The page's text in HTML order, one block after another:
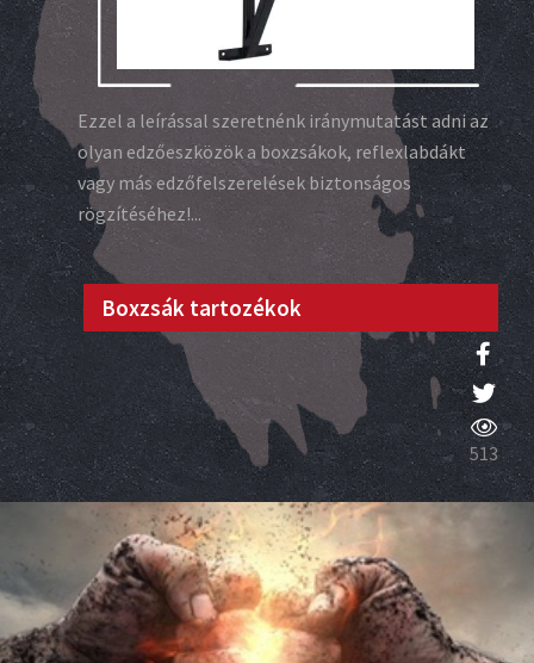
Ezzel a leírással szeretnénk iránymutatást adni az
olyan edzőeszközök a boxzsákok, reflexlabdákt
vagy más edzőfelszerelések biztonságos
rögzítéséhez!...
Boxzsák tartozékok
513